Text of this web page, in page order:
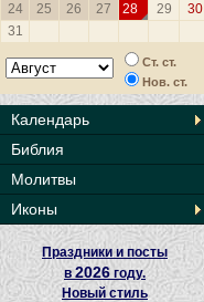
24
25 26 27 28 29
30
31
Ст. ст.
Нов. ст.
Календарь
Библия
Молитвы
Иконы
Праздники и посты
в2026 году.
Новый стиль